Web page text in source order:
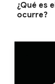
¿Qué es
ocurre?